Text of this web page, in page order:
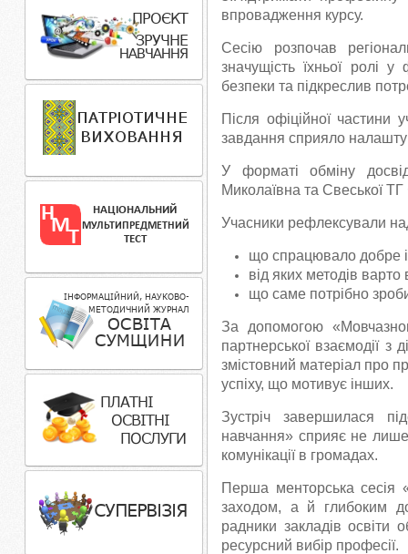
впровадження курсу.
Сесію розпочав
значущість їхньої ролі
безпеки та підкреслив
Після офіційної частини
завдання сприяло
У форматі обміну
Миколаївна та Свеської
Учасники рефлексували
що спрацювало добре
від яких методів
що саме потрібно
За допомогою
партнерської взаємодії
змістовний матеріал про
успіху, що мотивує інших.
Зустріч завершилася
навчання» сприяє не лише
комунікації в громадах.
Перша менторська сесія
заходом, а й глибоким
радники закладів освіти
ресурсний вибір професії.